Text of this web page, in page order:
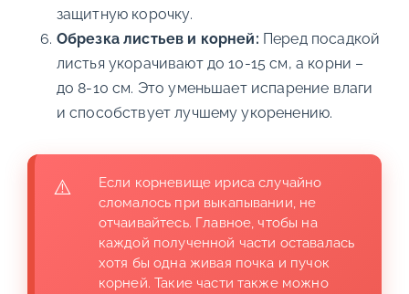
защитную корочку.
Обрезка листьев и корней: Перед посадкой
листья укорачивают до 10-15 см, а корни –
до 8-10 см. Это уменьшает испарение влаги
и способствует лучшему укоренению.
Если корневище ириса случайно
сломалось при выкапывании, не
отчаивайтесь. Главное, чтобы на
каждой полученной части оставалась
хотя бы одна живая почка и пучок
корней. Такие части также можно